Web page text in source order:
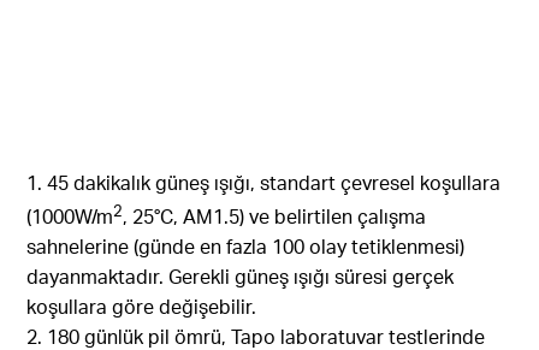
1. 45 dakikalık güneş ışığı, standart çevresel koşullara
(1000W/m2, 25°C, AM1.5) ve belirtilen çalışma
sahnelerine (günde en fazla 100 olay tetiklenmesi)
dayanmaktadır. Gerekli güneş ışığı süresi gerçek
koşullara göre değişebilir.
2. 180 günlük pil ömrü, Tapo laboratuvar testlerinde